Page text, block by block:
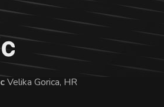
Velika Gorica, HR